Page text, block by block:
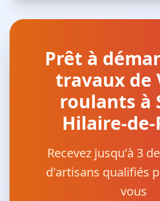
Prêt à
travaux de
roulants à
Hilaire-de-
Recevez jusqu'à 3
d'artisans qualifiés
vous